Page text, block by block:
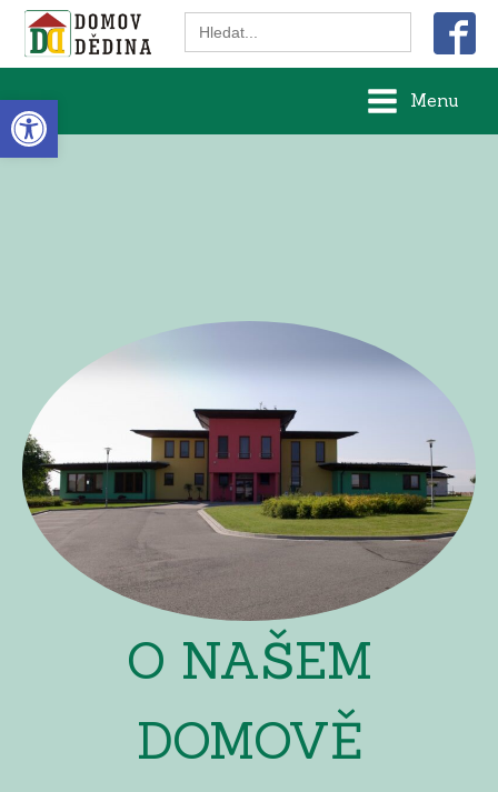
Open toolbar
Search
for:
Menu
O NAŠEM
DOMOVĚ